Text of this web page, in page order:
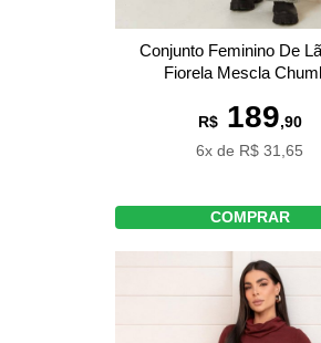
Conjunto Feminino De
Fiorela Mescla
R$189,90
6x de R$ 31,65
COMPRAR